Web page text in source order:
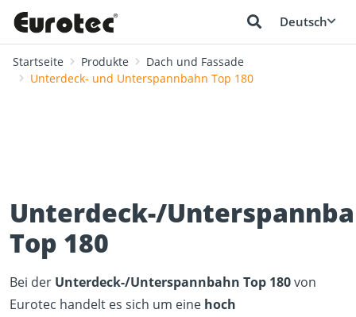
Deutsch
Startseite Produkte
Dach und Fassade
Unterdeck- und Unterspannbahn Top 180
Unterdeck-/
Top 180
Bei der Unterdeck-/Unterspannbahn Top 180von
Eurotec handelt es sich um eine hoch